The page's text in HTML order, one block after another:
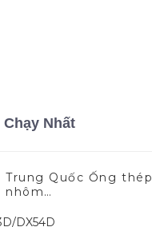
Chạy Nhất
Trung Quốc Ống thép
nhôm
Ống hàn bọc nhôm